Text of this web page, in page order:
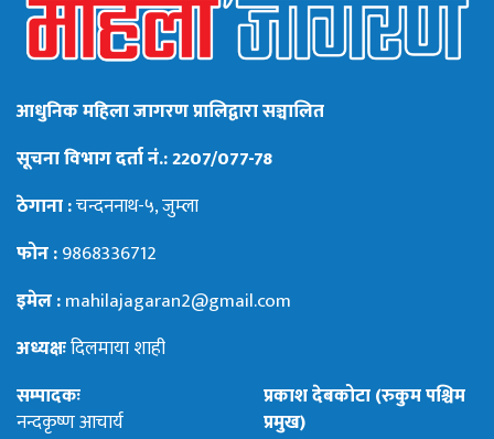
आधुनिक महिला जागरण प्रालिद्वारा सञ्चालित
सूचना विभाग दर्ता नं.: 2207/077-78
ठेगाना :चन्दननाथ-५, जुम्ला
फोन :9868336712
इमेल :mahilajagaran2@gmail.com
अध्यक्षःदिलमाया शाही
सम्पादकः
नन्दकृष्ण आचार्य
प्रकाश देबकोटा (रुकुम पश्चिम
प्रमुख)